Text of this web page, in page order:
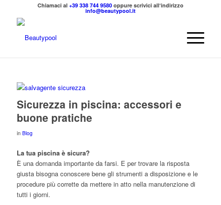
Chiamaci al +39 338 744 9580oppure scrivici all‘indirizzo
info@beautypool.it
Sicurezza in piscina: accessori e
buone pratiche
in Blog
La tua piscina è sicura?
È una domanda importante da farsi. E per trovare la risposta
giusta bisogna conoscere bene gli strumenti a disposizione e le
procedure più corrette da mettere in atto nella manutenzione di
tutti i giorni.